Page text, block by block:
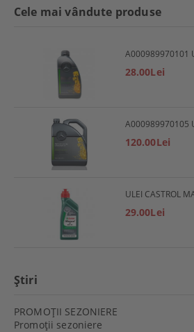
Cele mai vândute produse
28.00Lei
120.00Lei
ULEI CASTROL
29.00Lei
Ştiri
PROMOŢII SEZONIERE
Promoţii sezoniere